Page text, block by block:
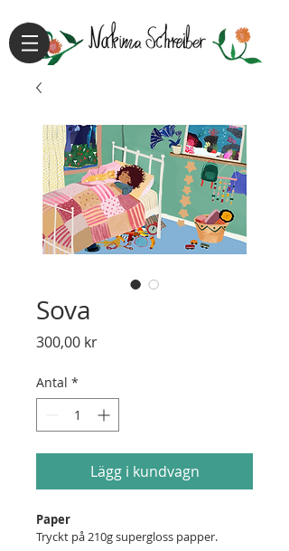
Sova
300,00 krPris
Antal *
Lägg i kundvagn
Paper
Tryckt på 210g supergloss papper.